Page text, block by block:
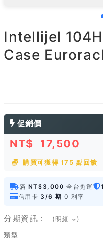
Intellijel
Case
促銷價
NT$ 17,500
購買可獲得 175 點回饋
滿 NT$3,000 全台免運
信用卡 3/6 期 0 利率
分期資訊： (明細 )
類型